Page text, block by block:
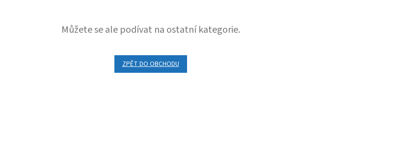
Můžete se ale podívat na ostatní kategorie.
ZPĚT DO OBCHODU